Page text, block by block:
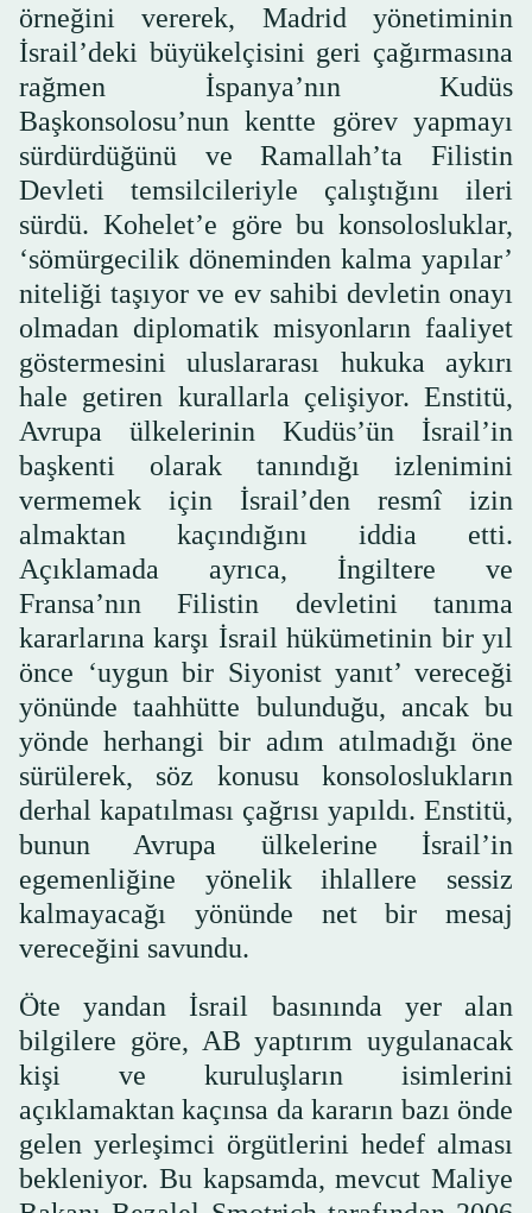
örneğini vererek, Madrid yönetiminin
İsrail’deki büyükelçisini geri çağırmasına
rağmen İspanya’nın Kudüs
Başkonsolosu’nun kentte görev yapmayı
sürdürdüğünü ve Ramallah’ta Filistin
Devleti temsilcileriyle çalıştığını ileri
sürdü. Kohelet’e göre bu konsolosluklar,
‘sömürgecilik döneminden kalma yapılar’
niteliği taşıyor ve ev sahibi devletin onayı
olmadan diplomatik misyonların faaliyet
göstermesini uluslararası hukuka aykırı
hale getiren kurallarla çelişiyor. Enstitü,
Avrupa ülkelerinin Kudüs’ün İsrail’in
başkenti olarak tanındığı izlenimini
vermemek için İsrail’den resmî izin
almaktan kaçındığını iddia etti.
Açıklamada ayrıca, İngiltere ve
Fransa’nın Filistin devletini tanıma
kararlarına karşı İsrail hükümetinin bir yıl
önce ‘uygun bir Siyonist yanıt’ vereceği
yönünde taahhütte bulunduğu, ancak bu
yönde herhangi bir adım atılmadığı öne
sürülerek, söz konusu konsoloslukların
derhal kapatılması çağrısı yapıldı. Enstitü,
bunun Avrupa ülkelerine İsrail’in
egemenliğine yönelik ihlallere sessiz
kalmayacağı yönünde net bir mesaj
vereceğini savundu.
Öte yandan İsrail basınında yer alan
bilgilere göre, AB yaptırım uygulanacak
kişi ve kuruluşların isimlerini
açıklamaktan kaçınsa da kararın bazı önde
gelen yerleşimci örgütlerini hedef alması
bekleniyor. Bu kapsamda, mevcut Maliye